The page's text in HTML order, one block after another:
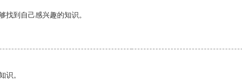
到自己感兴趣的知识。
识。